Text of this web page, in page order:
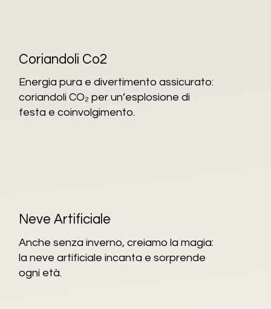
Coriandoli Co2
Energia pura e divertimento assicurato:
coriandoli CO₂ per un’esplosione di
festa e coinvolgimento.
Neve Artificiale
Anche senza inverno, creiamo la magia:
la neve artificiale incanta e sorprende
ogni età.